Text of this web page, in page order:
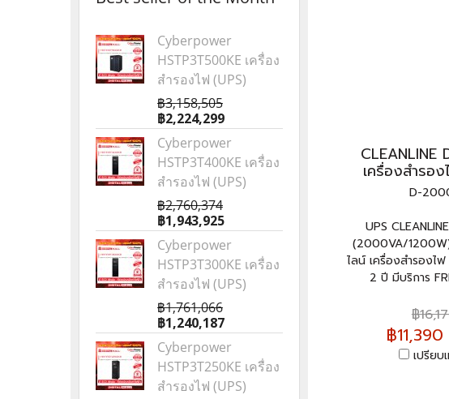
เครื่องสำรอ
D-
UPS
(2000VA/
ไลน์ เครื่องสำรองไ
2 ปี มีบริการ
฿
฿11,390
เปรียบ
Cyberpower
HSTP3T500KE เครื่อง
สำรองไฟ (UPS)
฿3,158,505
฿2,224,299
Cyberpower
HSTP3T400KE เครื่อง
สำรองไฟ (UPS)
฿2,760,374
฿1,943,925
Cyberpower
HSTP3T300KE เครื่อง
สำรองไฟ (UPS)
฿1,761,066
฿1,240,187
Cyberpower
HSTP3T250KE เครื่อง
สำรองไฟ (UPS)